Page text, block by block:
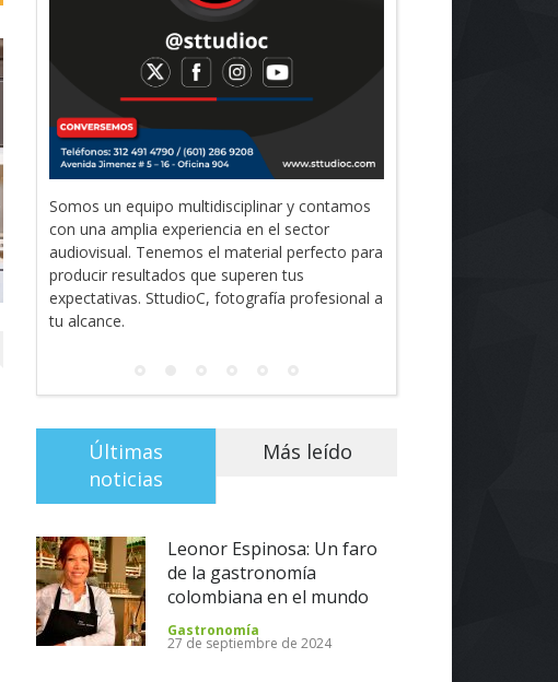
Somos un equipo multidisciplinar y contamos
con una amplia experiencia en el sector
audiovisual. Tenemos el material perfecto para
producir resultados que superen tus
expectativas. SttudioC, fotografía profesional a
tu alcance.
Últimas
noticias
Más leído
Leonor Espinosa: Un faro
de la gastronomía
colombiana en el mundo
Gastronomía
27 de septiembre de 2024